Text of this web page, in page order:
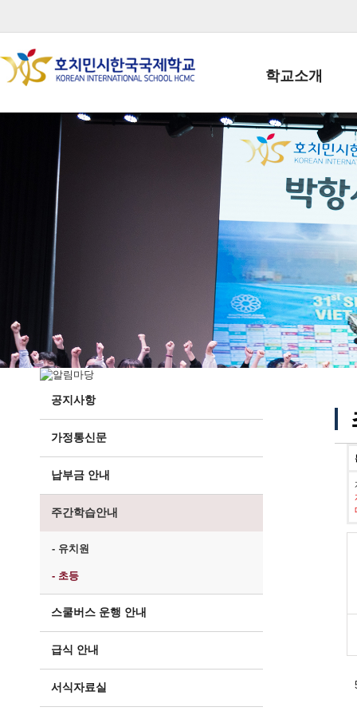
학교소개
학교장인사말
학생회장인사말
학교상징
학교 CI
교직원현황
학생현황
위치/전화
전경사진
공지사항
가정통신문
납부금 안내
주간학습안내
- 유치원
- 초등
스쿨버스 운행 안내
급식 안내
서식자료실